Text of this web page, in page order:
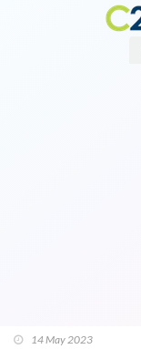
14 May 2023